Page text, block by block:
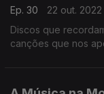
Ep. 30
22 out. 2022
Discos que
canções que nos